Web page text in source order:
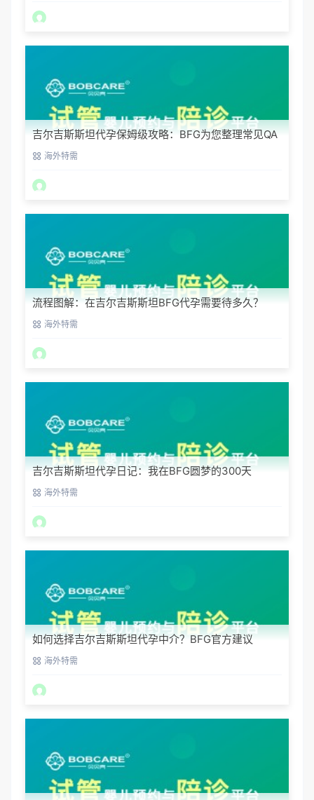
吉尔吉斯斯坦代孕保姆级攻略：BFG为您整理常见QA
海外特需
流程图解：在吉尔吉斯斯坦BFG代孕需要待多久？
海外特需
吉尔吉斯斯坦代孕日记：我在BFG圆梦的300天
海外特需
如何选择吉尔吉斯斯坦代孕中介？BFG官方建议
海外特需